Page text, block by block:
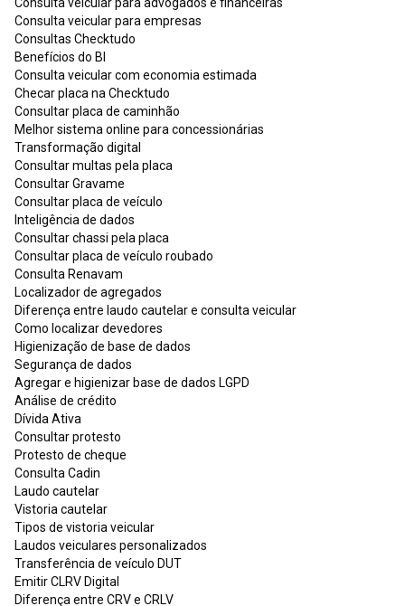
Consulta veicular para empresas
Consultas Checktudo
Benefícios do BI
Consulta veicular com economia estimada
Checar placa na Checktudo
Consultar placa de caminhão
Melhor sistema online para concessionárias
Transformação digital
Consultar multas pela placa
Consultar Gravame
Consultar placa de veículo
Inteligência de dados
Consultar chassi pela placa
Consultar placa de veículo roubado
Consulta Renavam
Localizador de agregados
Diferença entre laudo cautelar e consulta veicular
Como localizar devedores
Higienização de base de dados
Segurança de dados
Agregar e higienizar base de dados LGPD
Análise de crédito
Dívida Ativa
Consultar protesto
Protesto de cheque
Consulta Cadin
Laudo cautelar
Vistoria cautelar
Tipos de vistoria veicular
Laudos veiculares personalizados
Transferência de veículo DUT
Emitir CLRV Digital
Diferença entre CRV e CRLV